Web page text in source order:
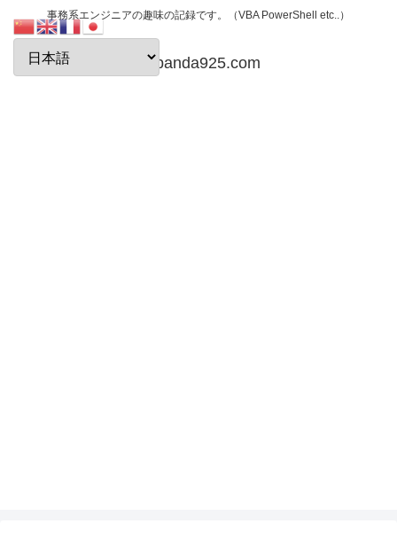
事務系エンジニアの趣味の記録です。（VBA PowerShell etc..）
papanda925.com